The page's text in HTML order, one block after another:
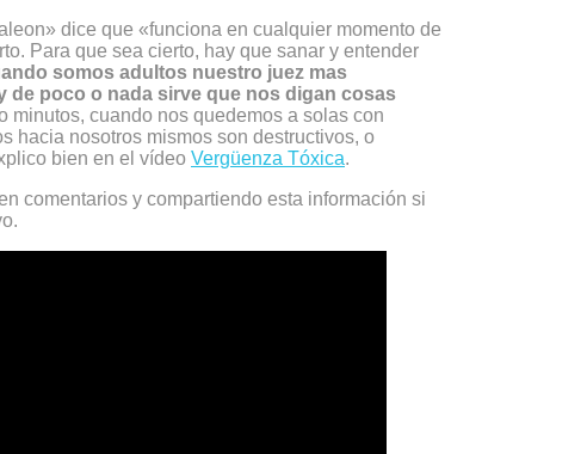
dice que «funciona en cualquier momento de
Para que sea cierto, hay que sanar y entender
somos adultos nuestro juez mas
de poco o nada sirve que nos digan cosas
minutos, cuando nos quedemos a solas con
hacia nosotros mismos son destructivos, o
bien en el vídeo Vergüenza Tóxica.
comentarios y compartiendo esta información si